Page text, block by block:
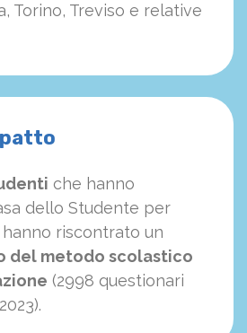
Torino, Treviso e relative
che hanno
dello Studente per
riscontrato un
del metodo scolastico
(2998 questionari